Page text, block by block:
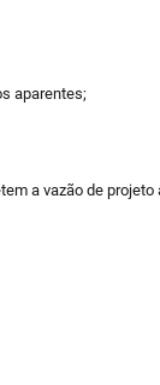
aparentes;
a vazão de projeto